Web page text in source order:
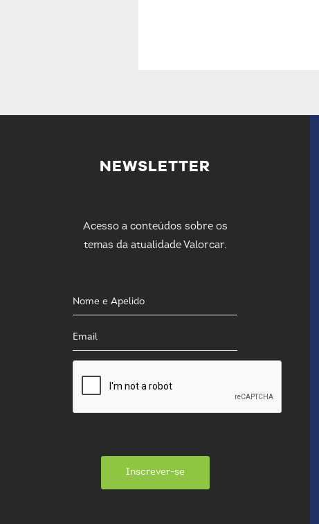
NEWSLETTER
Acesso a conteúdos sobre os
temas da atualidade Valorcar.
Inscrever-se